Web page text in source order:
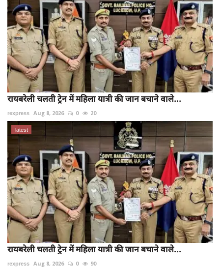
रायबरेली चलती ट्रेन में महिला यात्री की जान बचाने वाले...
rexpress Aug 8, 2026 0 20
latest
रायबरेली चलती ट्रेन में महिला यात्री की जान बचाने वाले...
rexpress Aug 8, 2026 0 90